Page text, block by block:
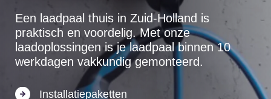
Een laadpaal thuis in Zuid-Holland is
praktisch en voordelig. Met onze
laadoplossingen is je laadpaal binnen 10
werkdagen vakkundig gemonteerd.
Installatiepaketten